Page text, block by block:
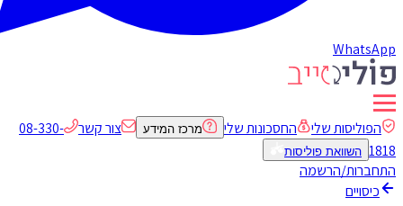
WhatsApp
הפוליסות שלי החסכונות שלי מרכז המידע צור קשר
08-330-
1818
השוואת פוליסות
התחברות/הרשמה
כיסויים